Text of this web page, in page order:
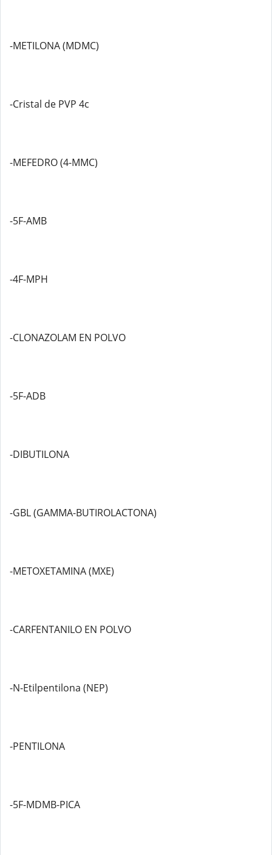
-METILONA (MDMC)
-Cristal de PVP 4c
-MEFEDRO (4-MMC)
-5F-AMB
-4F-MPH
-CLONAZOLAM EN POLVO
-5F-ADB
-DIBUTILONA
-GBL (GAMMA-BUTIROLACTONA)
-METOXETAMINA (MXE)
-CARFENTANILO EN POLVO
-N-Etilpentilona (NEP)
-PENTILONA
-5F-MDMB-PICA